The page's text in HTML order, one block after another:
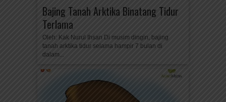
Bajing Tanah Arktika Binatang Tidur
Terlama
Oleh: Kak Nurul Ihsan Di musim dingin, bajing
tanah arktika tidur selama hampir 7 bulan di
dalam...